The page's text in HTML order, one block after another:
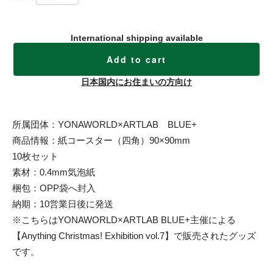
International shipping available
Add to cart
日本国内にお住まいの方向け
所属団体：YONAWORLD×ARTLAB BLUE+
商品情報：紙コースター（四角）90×90mm
10枚セット
素材：0.4mm気泡紙
梱包：OPP袋へ封入
納期：10営業日後に発送
※こちらはYONAWORLD×ARTLAB BLUE+主催による
【Anything Christmas! Exhibition vol.7】で販売されたグッズ
です。